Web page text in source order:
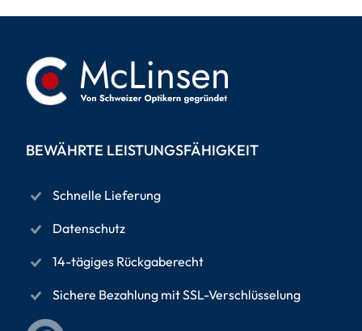
BEWÄHRTE LEISTUNGSFÄHIGKEIT
Schnelle Lieferung
Datenschutz
14-tägiges Rückgaberecht
Sichere Bezahlung mit SSL-Verschlüsselung